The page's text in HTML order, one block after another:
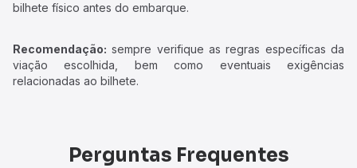
bilhete físico antes do embarque.
Recomendação: sempre verifique as regras específicas da
viação escolhida, bem como eventuais exigências
relacionadas ao bilhete.
Perguntas Frequentes